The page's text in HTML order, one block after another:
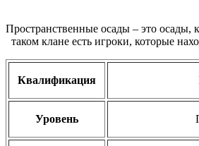
Пространственные осады – это осады,
таком клане есть игроки, которые
Квалификация
Уровень